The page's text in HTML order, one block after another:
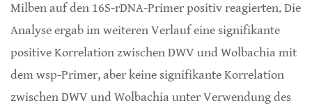
Milben auf den 16S-rDNA-Primer positiv reagierten. Die
Analyse ergab im weiteren Verlauf eine signifikante
positive Korrelation zwischen DWV und Wolbachia mit
dem wsp-Primer, aber keine signifikante Korrelation
zwischen DWV und Wolbachia unter Verwendung des